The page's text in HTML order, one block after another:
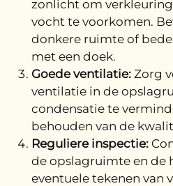
zonlicht om
vocht te voorkomen.
donkere ruimte of
met een doek.
Goede ventilatie: Zorg
ventilatie in de
condensatie te
behouden van de
Reguliere inspectie:
de opslagruimte en de
eventuele tekenen van